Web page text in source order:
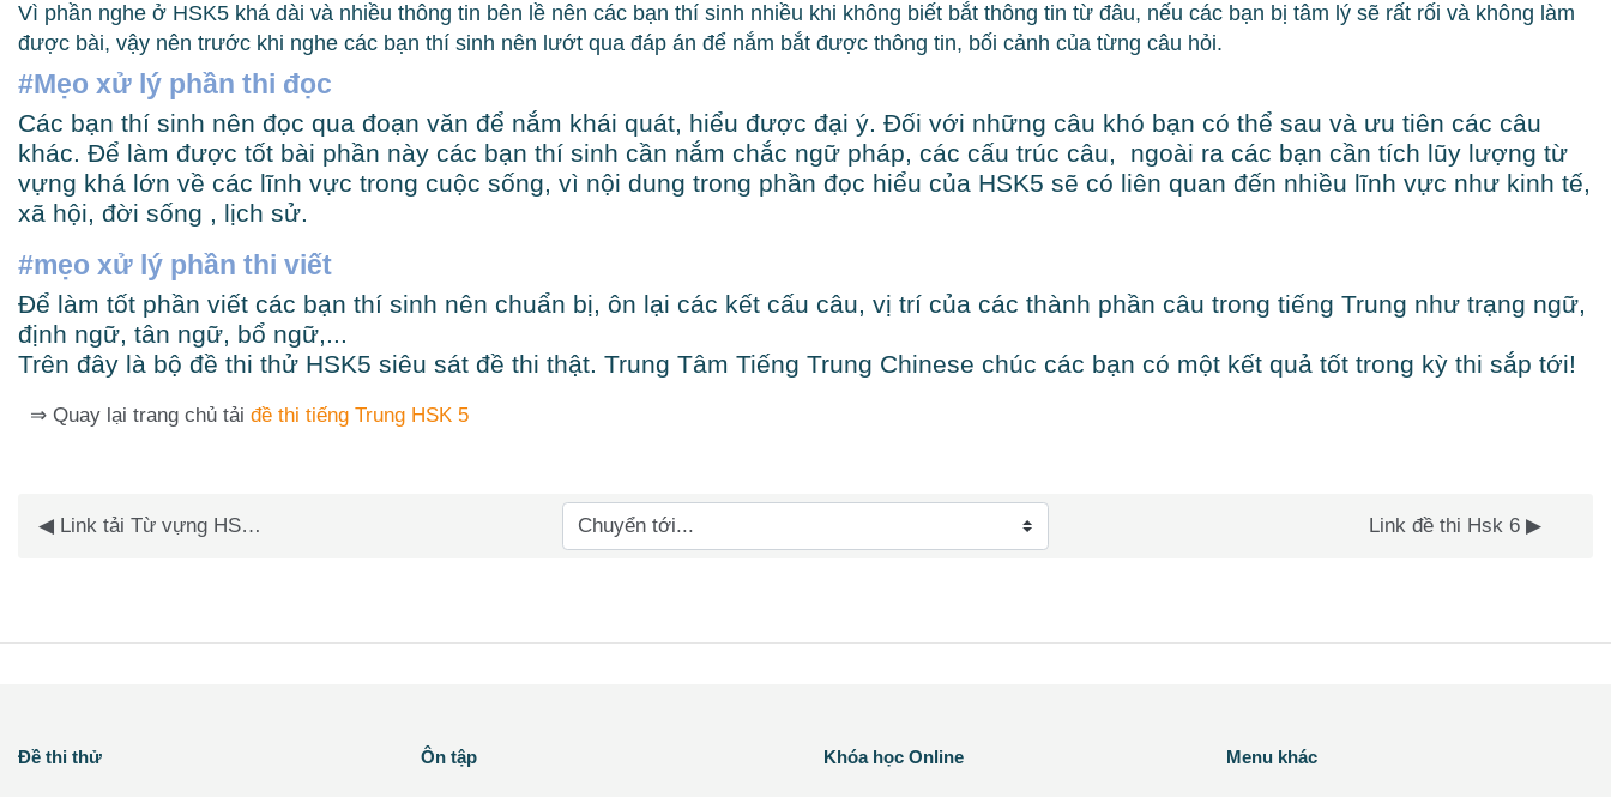
Vì phần nghe ở HSK5 khá dài và nhiều thông tin bên lề nên các bạn thí sinh nhiều khi không biết bắt thông tin từ đâu, nếu các bạn bị tâm lý sẽ rất rối và không làm
được bài, vậy nên trước khi nghe các bạn thí sinh nên lướt qua đáp án để nắm bắt được thông tin, bối cảnh của từng câu hỏi.
#Mẹo xử lý phần thi đọc
Các bạn thí sinh nên đọc qua đoạn văn để nắm khái quát, hiểu được đại ý. Đối với những câu khó bạn có thể sau và ưu tiên các câu
khác. Để làm được tốt bài phần này các bạn thí sinh cần nắm chắc ngữ pháp, các cấu trúc câu, ngoài ra các bạn cần tích lũy lượng từ
vựng khá lớn về các lĩnh vực trong cuộc sống, vì nội dung trong phần đọc hiểu của HSK5 sẽ có liên quan đến nhiều lĩnh vực như kinh tế,
xã hội, đời sống , lịch sử.
#mẹo xử lý phần thi viết
Để làm tốt phần viết các bạn thí sinh nên chuẩn bị, ôn lại các kết cấu câu, vị trí của các thành phần câu trong tiếng Trung như trạng ngữ,
định ngữ, tân ngữ, bổ ngữ,...
Trên đây là bộ đề thi thử HSK5 siêu sát đề thi thật. Trung Tâm Tiếng Trung Chinese chúc các bạn có một kết quả tốt trong kỳ thi sắp tới!
⇒ Quay lại trang chủ tải đề thi tiếng Trung HSK 5
◀︎ Link tải Từ vựng HSK 1 mới theo HSK 9 cấp Chuyển tới... Link đề thi Hsk 6 ▶︎
Các khối
Bỏ qua Đề thi thử
Đề thi thử Các khối
Bỏ qua Ôn tập
Ôn tập Các khối
Bỏ qua Khóa học Online
Khóa học Online Các khối
Bỏ qua Menu khác
Menu khác